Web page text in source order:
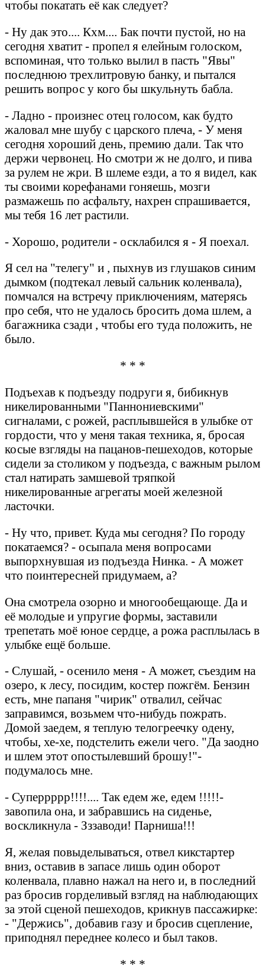
чтобы покатать её как следует?
- Ну дак это.... Кхм.... Бак почти пустой, но на
сегодня хватит - пропел я елейным голоском,
вспоминая, что только вылил в пасть "Явы"
последнюю трехлитровую банку, и пытался
решить вопрос у кого бы шкульнуть бабла.
- Ладно - произнес отец голосом, как будто
жаловал мне шубу с царского плеча, - У меня
сегодня хороший день, премию дали. Так что
держи червонец. Но смотри ж не долго, и пива
за рулем не жри. В шлеме езди, а то я видел, как
ты своими корефанами гоняешь, мозги
размажешь по асфальту, нахрен спрашивается,
мы тебя 16 лет растили.
- Хорошо, родители - осклабился я - Я поехал.
Я сел на "телегу" и , пыхнув из глушаков синим
дымком (подтекал левый сальник коленвала),
помчался на встречу приключениям, матерясь
про себя, что не удалось бросить дома шлем, а
багажника сзади , чтобы его туда положить, не
было.
* * *
Подъехав к подъезду подруги я, бибикнув
никелированными "Паннониевскими"
сигналами, с рожей, расплывшейся в улыбке от
гордости, что у меня такая техника, я, бросая
косые взгляды на пацанов-пешеходов, которые
сидели за столиком у подъезда, с важным рылом
стал натирать замшевой тряпкой
никелированные агрегаты моей железной
ласточки.
- Ну что, привет. Куда мы сегодня? По городу
покатаемся? - осыпала меня вопросами
выпорхнувшая из подъезда Нинка. - А может
что поинтересней придумаем, а?
Она смотрела озорно и многообещающе. Да и
её молодые и упругие формы, заставили
трепетать моё юное сердце, а рожа расплылась в
улыбке ещё больше.
- Слушай, - осенило меня - А может, съездим на
озеро, к лесу, посидим, костер пожгём. Бензин
есть, мне папаня "чирик" отвалил, сейчас
заправимся, возьмем что-нибудь пожрать.
Домой заедем, я теплую телогреечку одену,
чтобы, хе-хе, подстелить ежели чего. "Да заодно
и шлем этот опостылевший брошу!"-
подумалось мне.
- Суперрррр!!!!.... Так едем же, едем !!!!!-
завопила она, и забравшись на сиденье,
воскликнула - Зззаводи! Парниша!!!
Я, желая повыделываться, отвел кикстартер
вниз, оставив в запасе лишь один оборот
коленвала, плавно нажал на него и, в последний
раз бросив горделивый взгляд на наблюдающих
за этой сценой пешеходов, крикнув пассажирке:
- "Держись", добавив газу и бросив сцепление,
приподнял переднее колесо и был таков.
* * *